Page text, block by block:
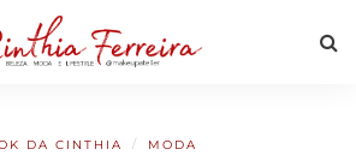
DA CINTHIA / MODA